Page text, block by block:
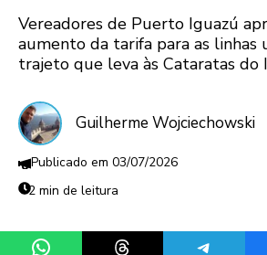
Vereadores de Puerto Iguazú
aumento da tarifa para as linhas
trajeto que leva às Cataratas do
Guilherme Wojciechowski
03/07/2026
2 min de leitura
Share on WhatsAppShare on ThreadsShare on